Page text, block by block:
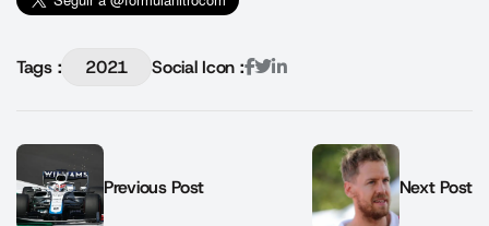
Tags : 2021 Social Icon :
Previous Post Next Post